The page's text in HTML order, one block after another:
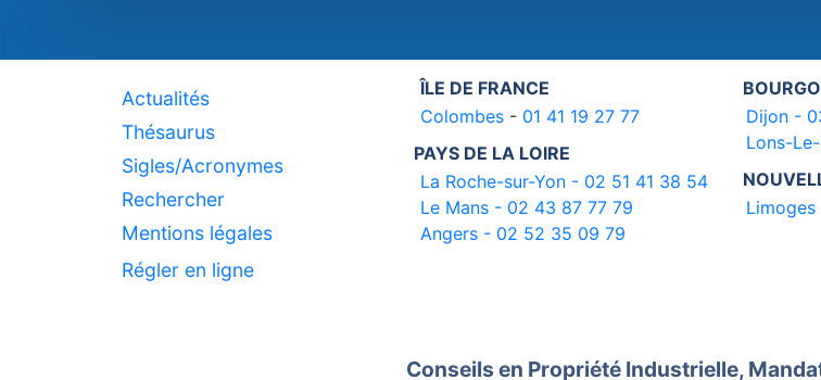
Actualités
Thésaurus
Sigles/Acronymes
Rechercher
Mentions légales
Régler en ligne
ÎLE DE FRANCE
Colombes - 01 41 19 27 77
PAYS DE LA LOIRE
La Roche-sur-Yon - 02 51 41 38 54
Le Mans - 02 43 87 77 79
Angers - 02 52 35 09 79
Dijon -
Lons-
Conseils en Propriété Industrielle,